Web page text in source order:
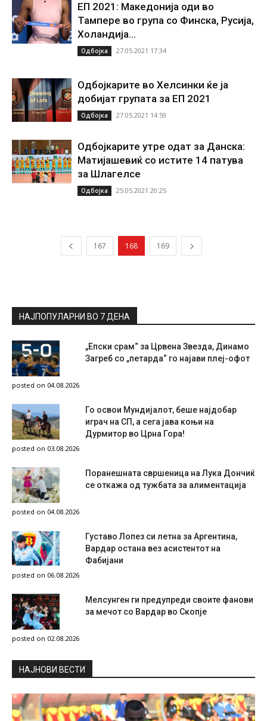
ЕП 2021: Македонија оди во
Тампере во група со Финска, Русија,
Холандија…
Одбојка 27.05.2021 17:34
Одбојкарите во Хелсинки ќе ја
добијат групата за ЕП 2021
Одбојка 27.05.2021 14:59
Одбојкарите утре одат за Данска:
Матијашевиќ со истите 14 патува
за Шлагелсе
Одбојка 25.05.2021 20:25
167 168 169
НАЈПОПУЛАРНИ ВО 7 ДЕНА
„Епски срам“ за Црвена Звезда, Динамо
Загреб со „петарда“ го најави плеј-офот
posted on 04.08.2026
Го освои Мундијалот, беше најдобар
играч на СП, а сега јава коњи на
Дурмитор во Црна Гора!
posted on 03.08.2026
Поранешната свршеница на Лука Дончиќ
се откажа од тужбата за алиментација
posted on 04.08.2026
Густаво Лопез си летна за Аргентина,
Вардар остана вез асистентот на
Фабијани
posted on 06.08.2026
Мелсунген ги предупреди своите фанови
за мечот со Вардар во Скопје
posted on 02.08.2026
НAЈНОВИ ВЕСТИ